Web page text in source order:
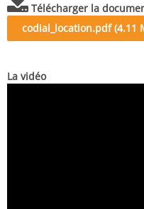
Télécharger la
codial_location.pdf (4.11
La vidéo